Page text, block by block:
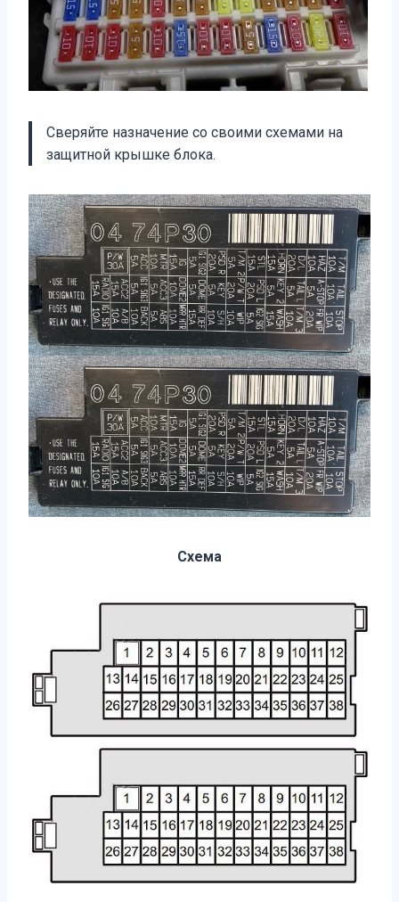
Сверяйте назначение со своими схемами на
защитной крышке блока.
Схема